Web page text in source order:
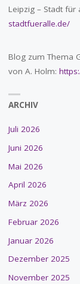
Leipzig – Stadt für
stadtfueralle.de/
Blog zum Thema
von A. Holm:
ARCHIV
Juli 2026
Juni 2026
Mai 2026
April 2026
März 2026
Februar 2026
Januar 2026
Dezember 2025
November 2025